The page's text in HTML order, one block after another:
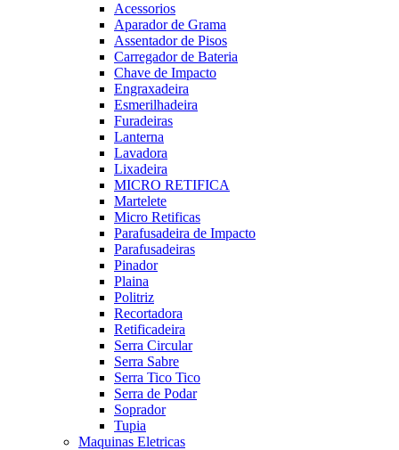
Acessorios
Aparador de Grama
Assentador de Pisos
Carregador de Bateria
Chave de Impacto
Engraxadeira
Esmerilhadeira
Furadeiras
Lanterna
Lavadora
Lixadeira
MICRO RETIFICA
Martelete
Micro Retificas
Parafusadeira de Impacto
Parafusadeiras
Pinador
Plaina
Politriz
Recortadora
Retificadeira
Serra Circular
Serra Sabre
Serra Tico Tico
Serra de Podar
Soprador
Tupia
Maquinas Eletricas